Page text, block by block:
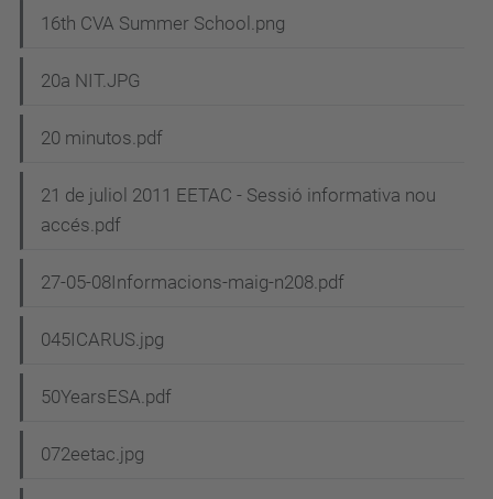
16th CVA Summer School.png
20a NIT.JPG
20 minutos.pdf
21 de juliol 2011 EETAC - Sessió informativa nou
accés.pdf
27-05-08Informacions-maig-n208.pdf
045ICARUS.jpg
50YearsESA.pdf
072eetac.jpg